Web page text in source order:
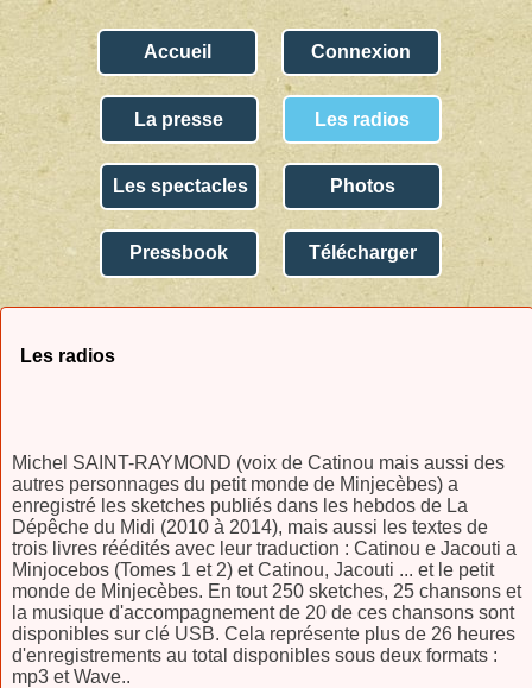
Accueil Connexion
La presse Les radios
Les spectacles Photos
Pressbook Télécharger
Les radios
Michel SAINT-RAYMOND (voix de Catinou mais aussi des
autres personnages du petit monde de Minjecèbes) a
enregistré les sketches publiés dans les hebdos de La
Dépêche du Midi (2010 à 2014), mais aussi les textes de
trois livres réédités avec leur traduction : Catinou e Jacouti a
Minjocebos (Tomes 1 et 2) et Catinou, Jacouti ... et le petit
monde de Minjecèbes. En tout 250 sketches, 25 chansons et
la musique d'accompagnement de 20 de ces chansons sont
disponibles sur clé USB. Cela représente plus de 26 heures
d'enregistrements au total disponibles sous deux formats :
mp3 et Wave..